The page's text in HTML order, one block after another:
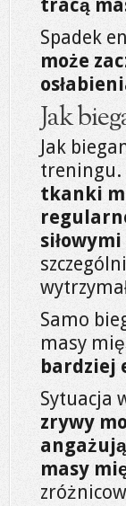
tracą
Spadek
może
Jak
Jak
treningu.
tkanki
Samo
masy
bardziej
Sytuacja
zrywy
masy